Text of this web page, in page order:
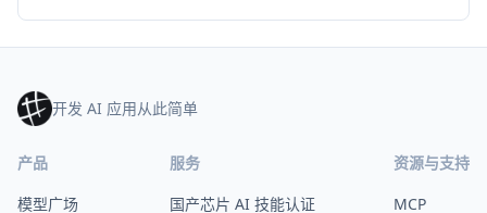
开发 AI 应用从此简单
产品
模型广场
服务
国产芯片 AI 技能认证
资源与支持
MCP